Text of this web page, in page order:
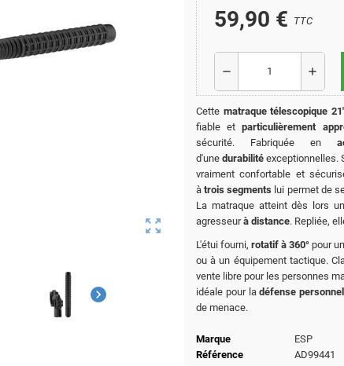
zoom_out_map
chevron_right
59,90 € TTC
remove add
Cette matraque télescopique
fiable et particulièrement
sécurité.
Fabriquée en
d'une durabilité exceptionnelles.
vraiment confortable et
àtrois segments lui permet de
La matraque atteint dès lors
agresseurà distance. Repliée,
L'étui fourni,rotatif à 360° pour
ou à un équipement tactique.
vente libre pour les personnes
idéale pour ladéfense
de menace.
Marque
ESP
Référence
AD99441